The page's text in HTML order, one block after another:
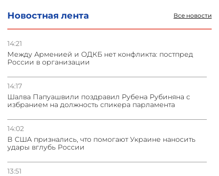
Новостная лента Все новости
14:21
Между Арменией и ОДКБ нет конфликта: постпред
России в организации
14:17
Шалва Папуашвили поздравил Рубена Рубиняна с
избранием на должность спикера парламента
14:02
В США признались, что помогают Украине наносить
удары вглубь России
13:51
31.07.2026
Сотрудничество и очереди – детали визита главы
31.07.2026
31.07.2026
условии прекращения огня